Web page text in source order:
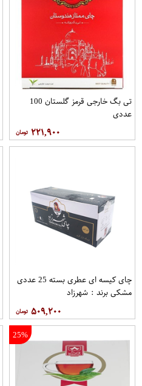
تی بگ خارجی قرمز گلستان 100
عددی
۲۲۱,۹۰۰
چای کیسه ای عطری بسته 25 عددی
مشکی برند : شهرزاد
۵۰۹,۲۰۰
25%